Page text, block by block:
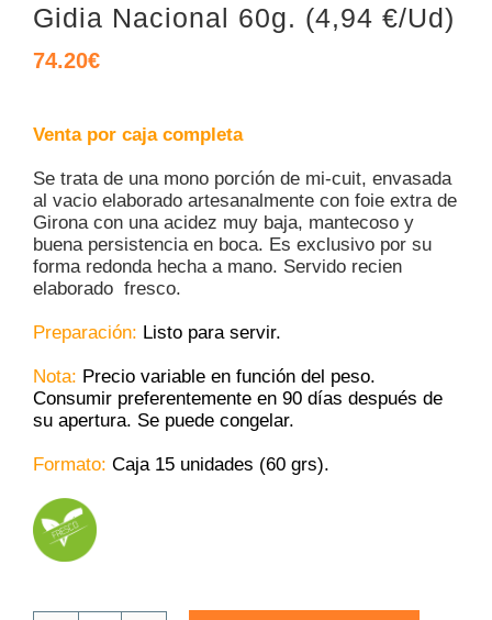
Gidia Nacional 60g. (4,94 €/Ud)
74.20€
Venta por caja completa
Se trata de una mono porción de mi-cuit, envasada
al vacio elaborado artesanalmente con foie extra de
Girona con una acidez muy baja, mantecoso y
buena persistencia en boca. Es exclusivo por su
forma redonda hecha a mano. Servido recien
elaborado fresco.
Preparación: Listo para servir.
Nota: Precio variable en función del peso.
Consumir preferentemente en 90 días después de
su apertura. Se puede congelar.
Formato: Caja 15 unidades (60 grs).